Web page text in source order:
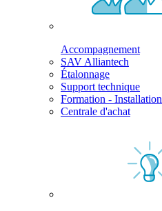
Accompagnement
SAV Alliantech
Étalonnage
Support technique
Formation - Installation
Centrale d'achat